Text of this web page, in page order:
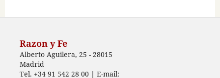
Razon y Fe
Alberto Aguilera, 25 - 28015
Madrid
Tel. +34 91 542 28 00 | E-mail: